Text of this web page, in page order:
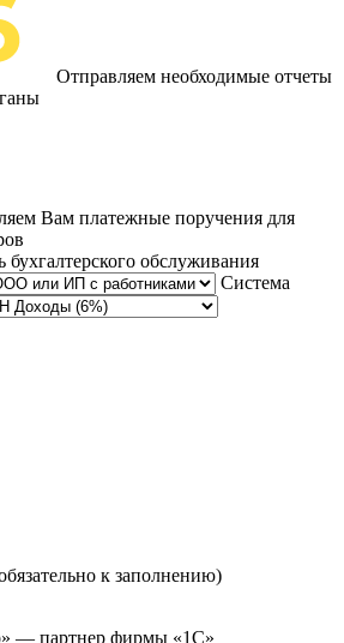
Отправляем необходимые отчеты
Вам платежные поручения для
бухгалтерского обслуживания
Система
к заполнению)
— партнер фирмы «1С»